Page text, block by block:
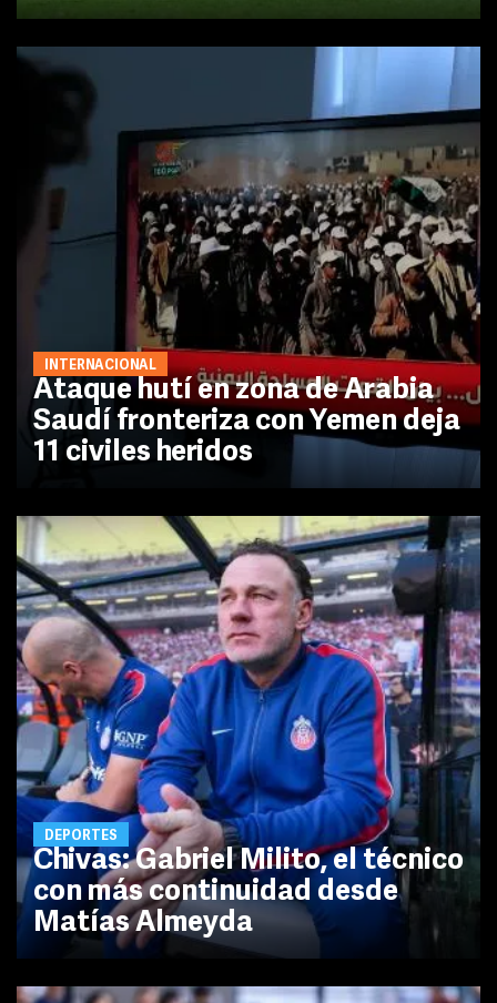
INTERNACIONAL
Ataque hutí en zona de Arabia
Saudí fronteriza con Yemen deja
11 civiles heridos
DEPORTES
Chivas: Gabriel Milito, el técnico
con más continuidad desde
Matías Almeyda